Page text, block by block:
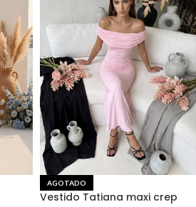
AGOTADO
Vestido Tatiana maxi crep